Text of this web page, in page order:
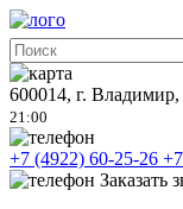
600014, г.
21:00
+7 (4922) 60-25-26
Заказать